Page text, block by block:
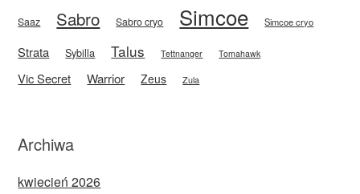
Saaz Sabro Sabro cryo Simcoe Simcoe cryo
Strata Sybilla Talus Tettnanger Tomahawk
Vic Secret Warrior Zeus Zula
Archiwa
kwiecień 2026